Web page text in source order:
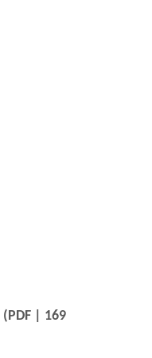
(PDF | 169